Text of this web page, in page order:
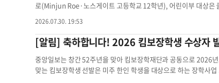
로(Minjun Roe·노스게이트 고등학교 12학년), 어린이부 대상
품을 출품했으며, 심사를 거쳐 최종 수상자가 선정됐다. 심사는 캘
파운데이션 하이디 장 디렉터, 스탠퍼드대와 예일대 미술대학 출
전체 수상자 명단은 중앙경제 11면과 학생미술공모전 홈페이지
(edubridgeplus.com)에서 확인할 수 있다. 온라인 전시회는 31
상부터 중앙일보 사장상 수상작까지는 메타버스 전시회에서도 감
2026.07.30. 19:53
[알림] 축하합니다! 2026 킴보장학생 수상자
중앙일보는 창간 52주년을 맞아 킴보장학재단과 공동으로 2026
맞는 킴보장학생 선발은 미주 한인 학생을 대상으로 하는 장학사